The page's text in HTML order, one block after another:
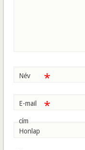
Név *
E-mail
cím
*
Honlap